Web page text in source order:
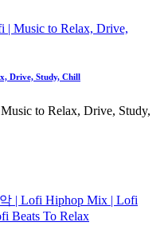
Drive, Study, Chill
to Relax, Drive, Study,